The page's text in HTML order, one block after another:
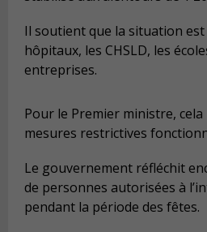
Il soutient que la situation
hôpitaux, les CHSLD, les
entreprises.
Pour le Premier ministre,
mesures restrictives
Le gouvernement réfléchit
de personnes autorisées à
pendant la période des fêtes.